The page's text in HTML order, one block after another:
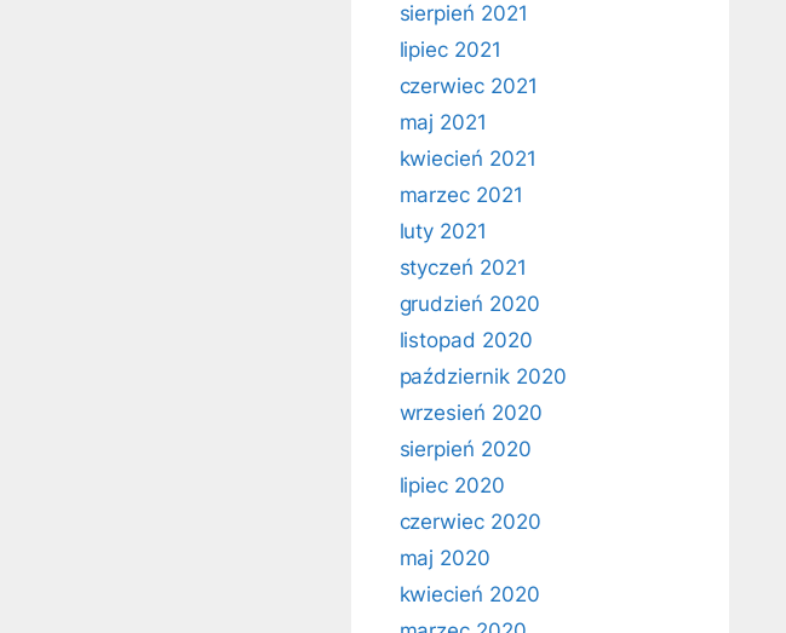
sierpień 2021
lipiec 2021
czerwiec 2021
maj 2021
kwiecień 2021
marzec 2021
luty 2021
styczeń 2021
grudzień 2020
listopad 2020
październik 2020
wrzesień 2020
sierpień 2020
lipiec 2020
czerwiec 2020
maj 2020
kwiecień 2020